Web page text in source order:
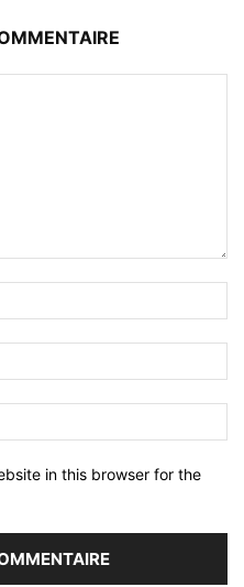
in this browser for the